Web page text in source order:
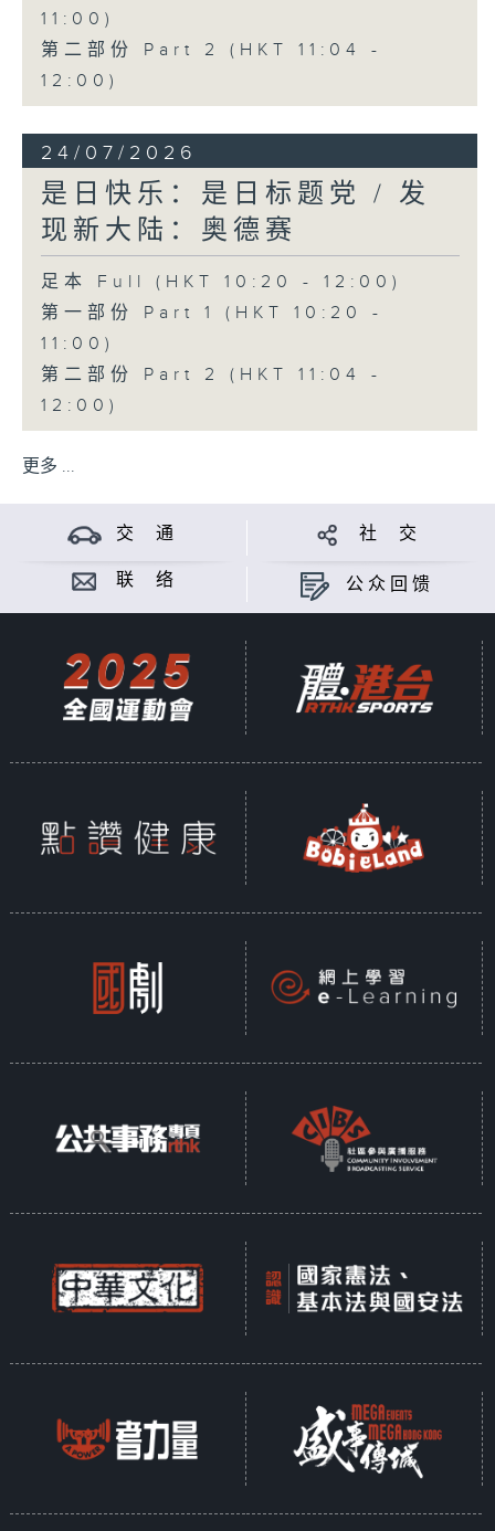
11:00)
第二部份 Part 2 (HKT 11:04 -
12:00)
24/07/2026
是日快乐：是日标题党 / 发
现新大陆：奥德赛
足本 Full (HKT 10:20 - 12:00)
第一部份 Part 1 (HKT 10:20 -
11:00)
第二部份 Part 2 (HKT 11:04 -
12:00)
更多 ...
交 通 社 交
联 络 公众回馈